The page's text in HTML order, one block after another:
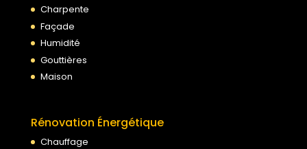
Charpente
Façade
Humidité
Gouttières
Maison
Rénovation Énergétique
Chauffage